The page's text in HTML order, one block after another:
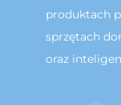
produktach
sprzętach
oraz